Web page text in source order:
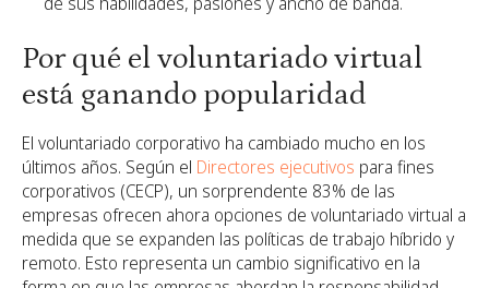
Por qué el voluntariado virtual
está ganando popularidad
El voluntariado corporativo ha cambiado mucho en los
últimos años. Según el Directores ejecutivos para fines
corporativos (CECP), un sorprendente 83% de las
empresas ofrecen ahora opciones de voluntariado virtual a
medida que se expanden las políticas de trabajo híbrido y
remoto. Esto representa un cambio significativo en la